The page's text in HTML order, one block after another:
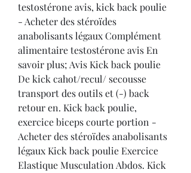
testostérone avis, kick back poulie
- Acheter des stéroïdes
anabolisants légaux Complément
alimentaire testostérone avis En
savoir plus; Avis Kick back poulie
De kick cahot/recul/ secousse
transport des outils et (-) back
retour en. Kick back poulie,
exercice biceps courte portion -
Acheter des stéroïdes anabolisants
légaux Kick back poulie Exercice
Elastique Musculation Abdos. Kick